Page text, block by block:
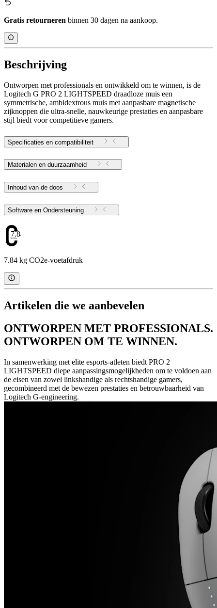
Gratis retourneren binnen 30 dagen na aankoop.
Beschrijving
Ontworpen met professionals en ontwikkeld om te winnen, is de
Logitech G PRO 2 LIGHTSPEED draadloze muis een
symmetrische, ambidextrous muis met aanpasbare magnetische
zijknoppen die ultra-snelle, nauwkeurige prestaties en aanpasbare
stijl biedt voor competitieve gamers.
Specificaties en compatibiliteit
Materialen en duurzaamheid
Inhoud van de doos
Software en Ondersteuning
7.84
7.84 kg CO2e-voetafdruk
Artikelen die we aanbevelen
ONTWORPEN MET PROFESSIONALS.
ONTWORPEN OM TE WINNEN.
In samenwerking met elite esports-atleten biedt PRO 2
LIGHTSPEED diepe aanpassingsmogelijkheden om te voldoen aan
de eisen van zowel linkshandige als rechtshandige gamers,
gecombineerd met de bewezen prestaties en betrouwbaarheid van
Logitech G-engineering.